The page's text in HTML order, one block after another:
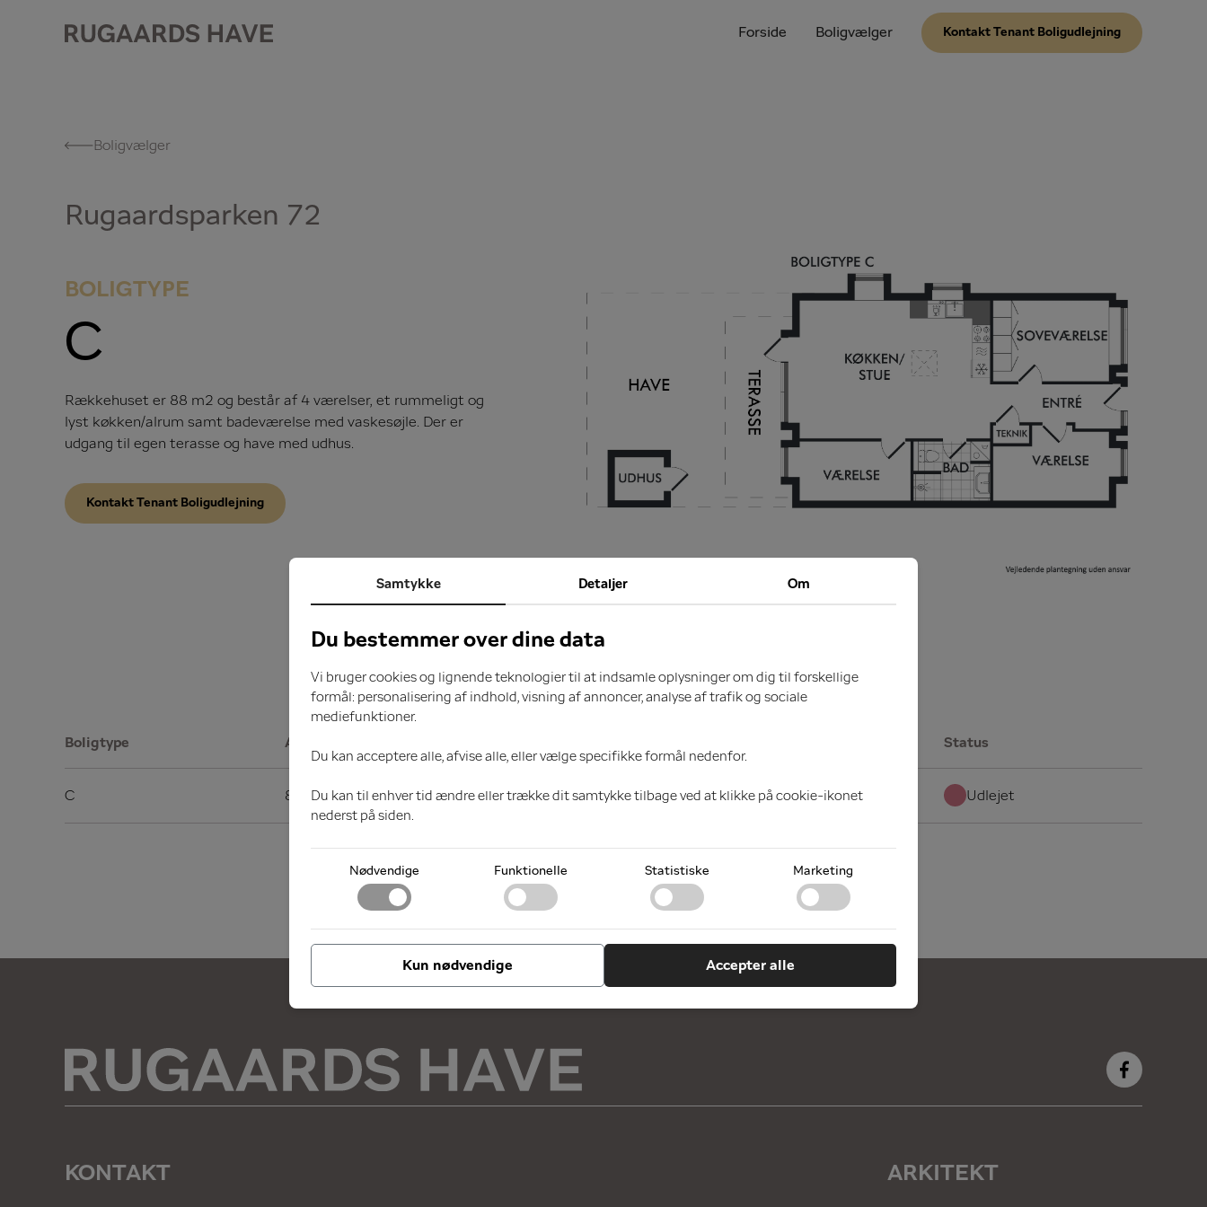
Forside Boligvælger Kontakt Tenant Boligudlejning
Boligvælger
Rugaardsparken 72
BOLIGTYPE
C
Rækkehuset er 88 m2 og består af 4 værelser, et rummeligt og
lyst køkken/alrum samt badeværelse med vaskesøjle. Der er
udgang til egen terasse og have med udhus.
Kontakt Tenant Boligudlejning
Boligtype Areal Status
C 88 m2 4 - Udlejet
KONTAKT ARKITEKT
Samtykke Detaljer Om
Du bestemmer over dine data
Vi bruger cookies og lignende teknologier til at indsamle oplysninger om dig til forskellige
formål: personalisering af indhold, visning af annoncer, analyse af trafik og sociale
mediefunktioner.
Du kan acceptere alle, afvise alle, eller vælge specifikke formål nedenfor.
Du kan til enhver tid ændre eller trække dit samtykke tilbage ved at klikke på cookie-ikonet
nederst på siden.
Nødvendige Funktionelle Statistiske Marketing
Kun nødvendige Accepter alle